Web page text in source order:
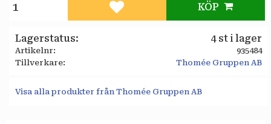
KÖP
Lägg till i favoriter
Lagerstatus 4 st i lager
Artikelnr
935484
Tillverkare
Thomée Gruppen AB
Visa alla produkter från Thomée Gruppen AB